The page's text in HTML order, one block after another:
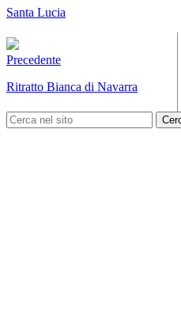
Santa Lucia
Precedente
Ritratto Bianca di Navarra